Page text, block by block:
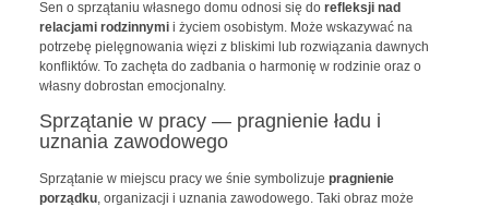
Sen o sprzątaniu własnego domu odnosi się do refleksji nad
relacjami rodzinnymii życiem osobistym. Może wskazywać na
potrzebę pielęgnowania więzi z bliskimi lub rozwiązania dawnych
konfliktów. To zachęta do zadbania o harmonię w rodzinie oraz o
własny dobrostan emocjonalny.
Sprzątanie w pracy — pragnienie ładu i
uznania zawodowego
Sprzątanie w miejscu pracy we śnie symbolizuje pragnienie
porządku, organizacji i uznania zawodowego. Taki obraz może